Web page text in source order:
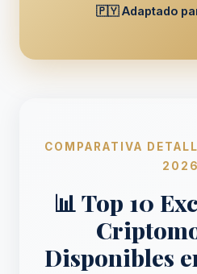
🇵🇾 Adaptado
COMPARATIVA
2026
📊 Top 10
Disponibles